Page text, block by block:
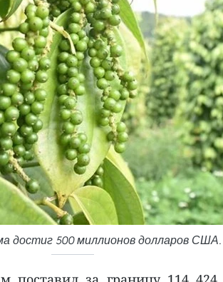
достиг 500 миллионов долларов